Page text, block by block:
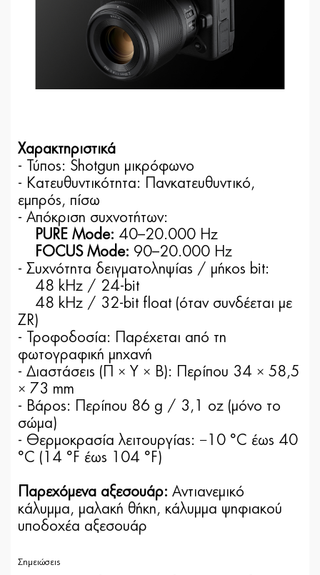
Χαρακτηριστικά
- Τύπος: Shotgun μικρόφωνο
- Κατευθυντικότητα: Πανκατευθυντικό,
εμπρός, πίσω
- Απόκριση συχνοτήτων:
PURE Mode: 40–20.000 Hz
FOCUS Mode: 90–20.000 Hz
- Συχνότητα δειγματοληψίας / μήκος bit:
48 kHz / 24-bit
48 kHz / 32-bit float (όταν συνδέεται με
ZR)
- Τροφοδοσία: Παρέχεται από τη
φωτογραφική μηχανή
- Διαστάσεις (Π × Υ × Β): Περίπου 34 × 58,5
× 73 mm
- Βάρος: Περίπου 86 g / 3,1 oz (μόνο το
σώμα)
- Θερμοκρασία λειτουργίας: −10 °C έως 40
°C (14 °F έως 104 °F)
Παρεχόμενα αξεσουάρ: Αντιανεμικό
κάλυμμα, μαλακή θήκη, κάλυμμα ψηφιακού
υποδοχέα αξεσουάρ
Σημειώσεις